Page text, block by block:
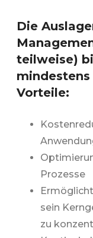
Die
teilweise)
Vorteile:
Prozesse
sein
zu